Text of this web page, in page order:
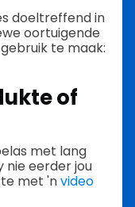
doeltreffend in
oortuigende
te maak:
of
met lang
nie eerder jou
met 'nvideo